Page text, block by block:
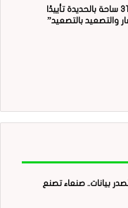
مسيرات حاشدة في 317 ساحة بالحديدة تأييدًا
والتصعيد بالتصعيد”
بيانات.. صنعاء تصنع